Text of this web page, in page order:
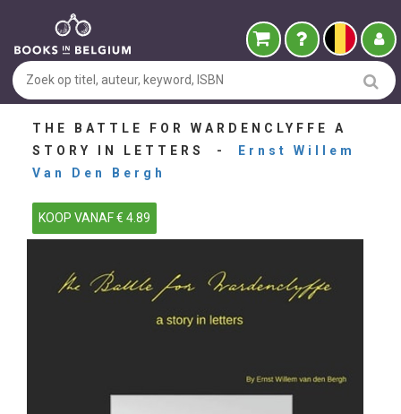
THE BATTLE FOR WARDENCLYFFE A
STORY IN LETTERS -
Ernst Willem
Van Den Bergh
KOOP VANAF € 4.89